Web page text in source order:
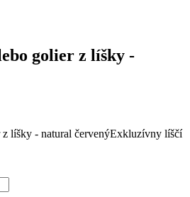
golier z líšky -
líšky - natural červenýExkluzívny líščí